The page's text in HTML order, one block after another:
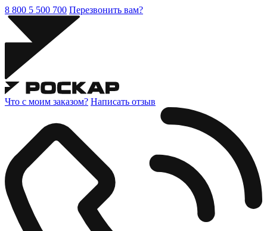
8 800 5 500 700 Перезвонить вам?
Что с моим заказом? Написать отзыв